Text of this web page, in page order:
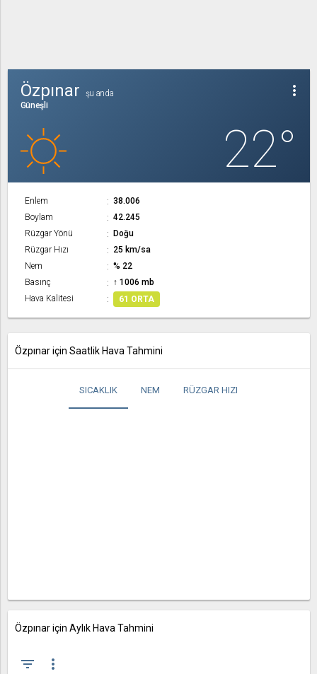
more_vert
Özpınar
şu anda
Güneşli
22°
Enlem
38.006
Boylam
42.245
Rüzgar Yönü
Doğu
Rüzgar Hızı
25 km/sa
Nem
% 22
Basınç
↑ 1006 mb
Hava Kalitesi
61 ORTA
Özpınar için Saatlik Hava Tahmini
SICAKLIK NEM RÜZGAR HIZI
Özpınar için Aylık Hava Tahmini
filter_list more_vert